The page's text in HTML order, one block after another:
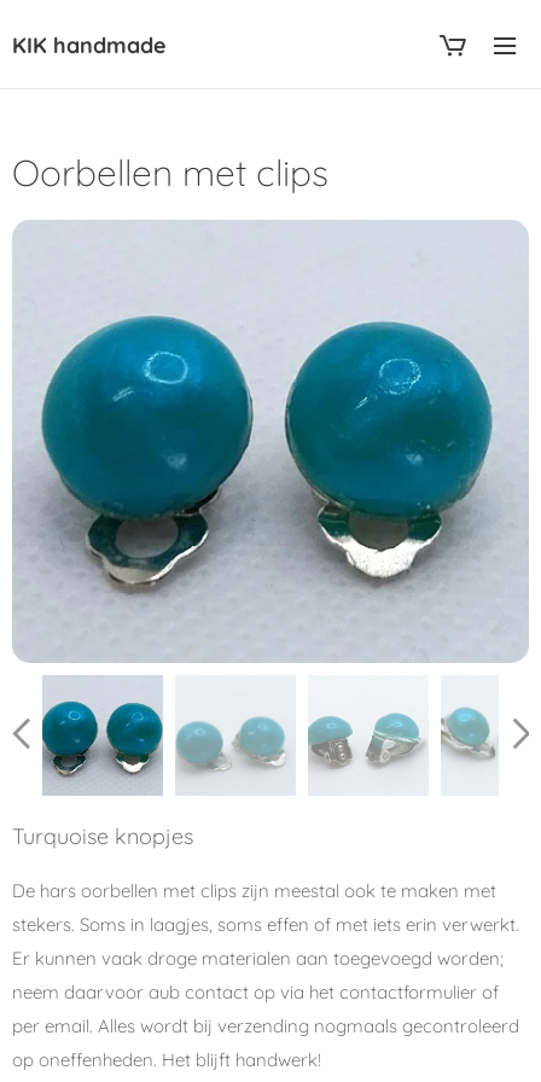
KIK handmade
Oorbellen met clips
Turquoise knopjes
De hars oorbellen met clips zijn meestal ook te maken met
stekers. Soms in laagjes, soms effen of met iets erin verwerkt.
Er kunnen vaak droge materialen aan toegevoegd worden;
neem daarvoor aub contact op via het contactformulier of
per email. Alles wordt bij verzending nogmaals gecontroleerd
op oneffenheden. Het blijft handwerk!